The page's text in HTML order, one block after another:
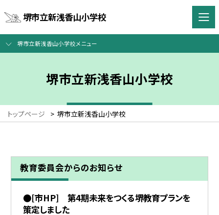
堺市立新浅香山小学校
堺市立新浅香山小学校メニュー
堺市立新浅香山小学校
トップページ > 堺市立新浅香山小学校
教育委員会からのお知らせ
●[市HP] 第4期未来をつくる堺教育プランを
策定しました